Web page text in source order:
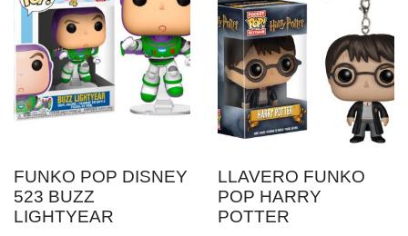
FUNKO POP DISNEY
523 BUZZ
LIGHTYEAR
LLAVERO FUNKO
POP HARRY
POTTER